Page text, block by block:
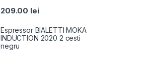
209.00 lei
Espressor BIALETTI MOKA
INDUCTION 2020 2 cesti
negru